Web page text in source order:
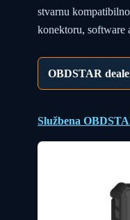
stvarnu
konektoru,
OBDSTAR
Službena